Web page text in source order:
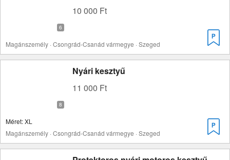
10 000 Ft
Magánszemély · Csongrád-Csanád vármegye · Szeged
Nyári kesztyű
11 000 Ft
Méret: XL
Magánszemély · Csongrád-Csanád vármegye · Szeged